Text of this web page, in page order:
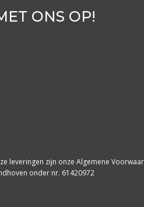
ONS OP!
leveringen zijn onze Algemene
onder nr. 61420972